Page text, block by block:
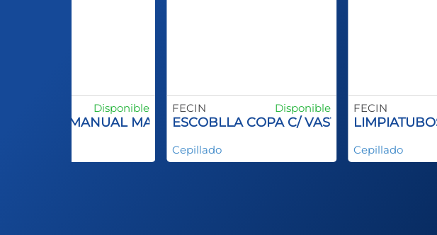
Disponible
MANUAL MANGO PLASTCO SPID INOX
FECIN Disponible
ESCOBLLA COPA C/ VASTAGO
Cepillado
FECIN
Cepillado